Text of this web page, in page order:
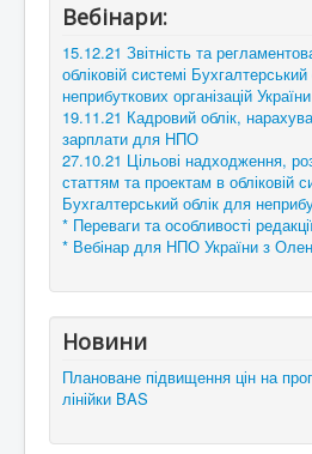
Вебінари:
15.12.21 Звітність та
обліковій системі
неприбуткових організацій України
19.11.21 Кадровий облік,
зарплати для НПО
27.10.21 Цільові надходження,
статтям та проектам в обліковій
Бухгалтерський облік для
* Переваги та особливості
* Вебінар для НПО України з
Новини
Плановане підвищення цін на
лінійки BAS